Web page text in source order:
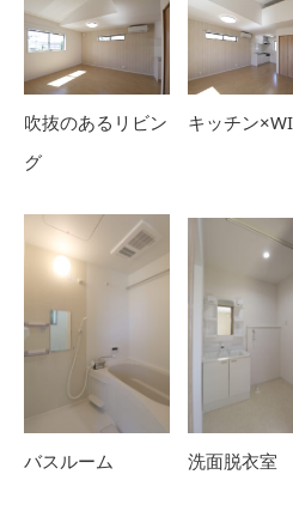
吹抜のあるリビン
グ
キッチン
バスルーム 洗面脱衣室